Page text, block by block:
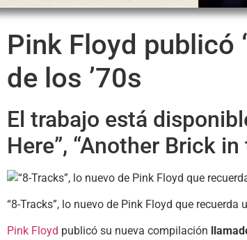
Pink Floyd publicó
de los ’70s
El trabajo está
Here”, “Another Brick
“8-Tracks”, lo nuevo de Pink Floyd que recuerda
Pink Floyd publicó su nueva compilación